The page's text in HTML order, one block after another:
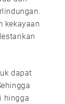
kekayaan
dapat
hingga